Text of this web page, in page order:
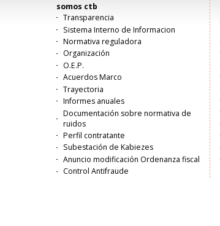
Menú
principal
somos ctb
Transparencia
Sistema Interno de Informacion
Normativa reguladora
Organización
O.E.P.
Acuerdos Marco
Trayectoria
Informes anuales
Documentación sobre normativa de
ruidos
Perfil contratante
Subestación de Kabiezes
Anuncio modificación Ordenanza fiscal
Control Antifraude